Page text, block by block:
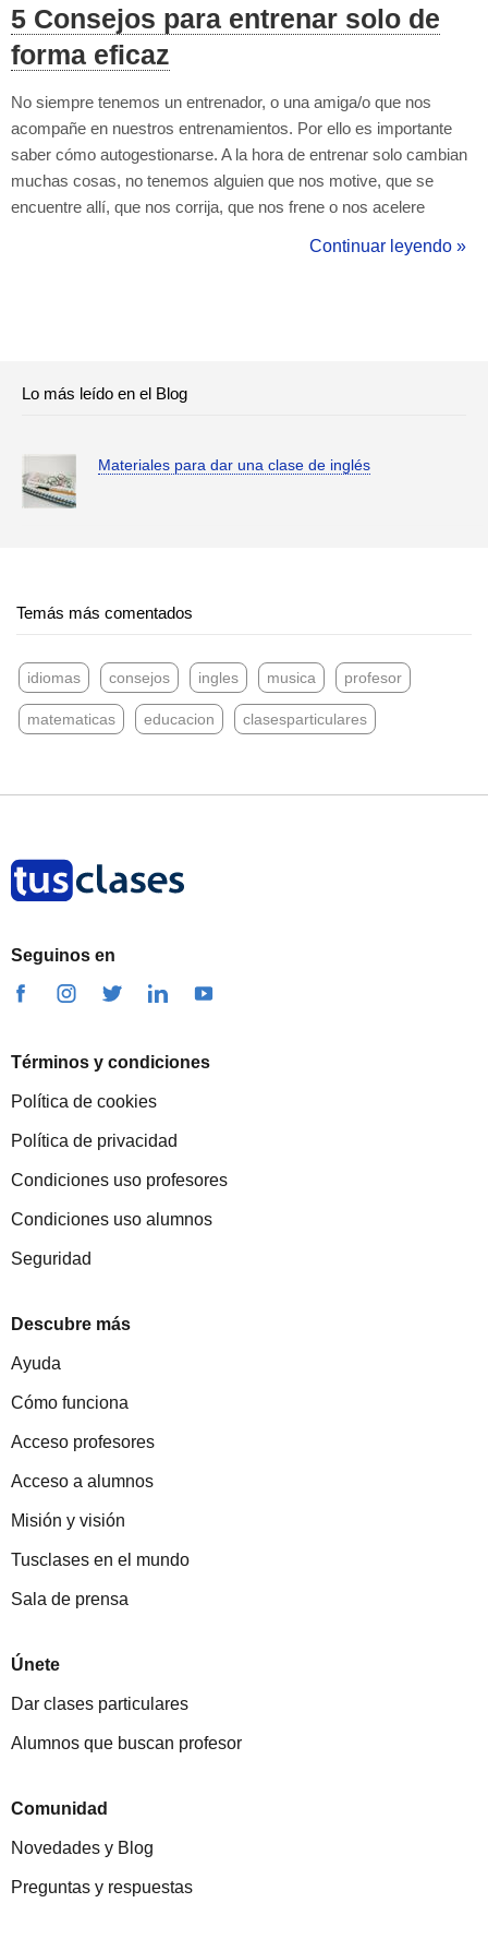
5 Consejos para entrenar solo de
forma eficaz
No siempre tenemos un entrenador, o una amiga/o que nos
acompañe en nuestros entrenamientos. Por ello es importante
saber cómo autogestionarse. A la hora de entrenar solo cambian
muchas cosas, no tenemos alguien que nos motive, que se
encuentre allí, que nos corrija, que nos frene o nos acelere
Por lo tanto tenemos que ocuparnos nosotros mismos de
Continuar leyendo »
Lo más leído en el Blog
Materiales para dar una clase de inglés
Temás más comentados
idiomas consejos ingles musica profesor
matematicas educacion clasesparticulares
Seguinos en
Términos y condiciones
Política de cookies
Política de privacidad
Condiciones uso profesores
Condiciones uso alumnos
Seguridad
Descubre más
Ayuda
Cómo funciona
Acceso profesores
Acceso a alumnos
Misión y visión
Tusclases en el mundo
Sala de prensa
Únete
Dar clases particulares
Alumnos que buscan profesor
Comunidad
Novedades y Blog
Preguntas y respuestas